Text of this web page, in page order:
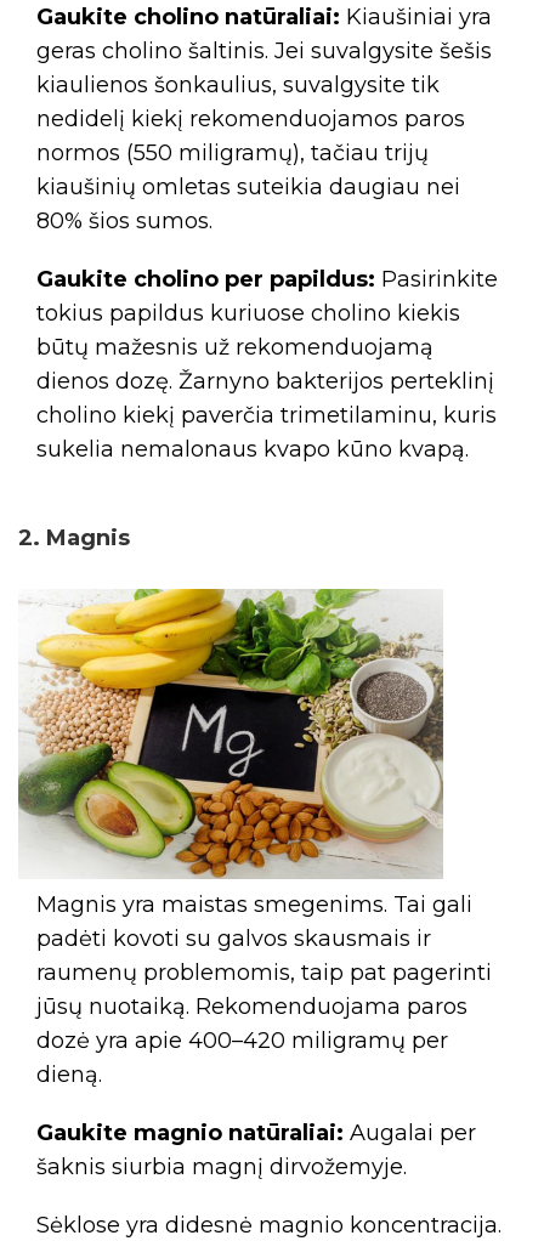
Gaukite cholino natūraliai: Kiaušiniai yra
geras cholino šaltinis. Jei suvalgysite šešis
kiaulienos šonkaulius, suvalgysite tik
nedidelį kiekį rekomenduojamos paros
normos (550 miligramų), tačiau trijų
kiaušinių omletas suteikia daugiau nei
80% šios sumos.
Gaukite cholino per papildus: Pasirinkite
tokius papildus kuriuose cholino kiekis
būtų mažesnis už rekomenduojamą
dienos dozę. Žarnyno bakterijos perteklinį
cholino kiekį paverčia trimetilaminu, kuris
sukelia nemalonaus kvapo kūno kvapą.
2. Magnis
Magnis yra maistas smegenims. Tai gali
padėti kovoti su galvos skausmais ir
raumenų problemomis, taip pat pagerinti
jūsų nuotaiką. Rekomenduojama paros
dozė yra apie 400–420 miligramų per
dieną.
Gaukite magnio natūraliai: Augalai per
šaknis siurbia magnį dirvožemyje.
Sėklose yra didesnė magnio koncentracija.